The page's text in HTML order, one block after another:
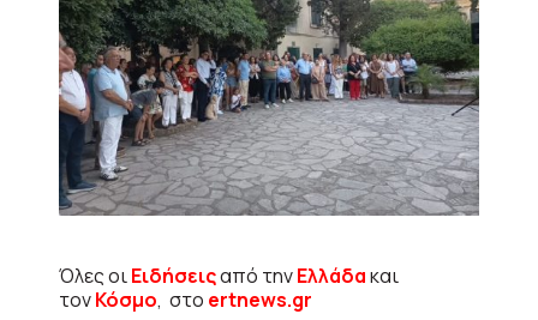
Όλες οιΕιδήσειςαπό τηνΕλλάδακαι
τονΚόσμο, στο ertnews.gr